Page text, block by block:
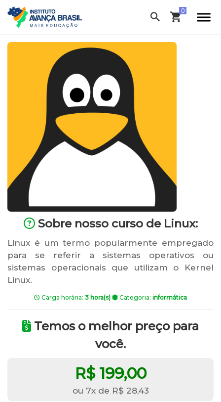
Sobre nosso curso de Linux:
Linux é um termo popularmente empregado
para se referir a sistemas operativos ou
sistemas operacionais que utilizam o Kernel
Linux.
Carga horária: 3 hora(s) Categoria: informática
Temos o melhor preço para
você.
R$ 199,00
ou 7x de R$ 28,43